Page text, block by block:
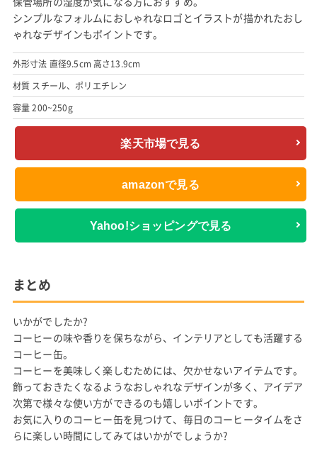
シンプルなフォルムにおしゃれなロゴとイラストが描かれたおし
ゃれなデザインもポイントです。
外形寸法 直径9.5cm 高さ13.9cm
材質 スチール、ポリエチレン
容量 200~250g
楽天市場で見る
amazonで見る
Yahoo!ショッピングで見る
まとめ
いかがでしたか?
コーヒーの味や香りを保ちながら、インテリアとしても活躍する
コーヒー缶。
コーヒーを美味しく楽しむためには、欠かせないアイテムです。
飾っておきたくなるようなおしゃれなデザインが多く、アイデア
次第で様々な使い方ができるのも嬉しいポイントです。
お気に入りのコーヒー缶を見つけて、毎日のコーヒータイムをさ
らに楽しい時間にしてみてはいかがでしょうか?